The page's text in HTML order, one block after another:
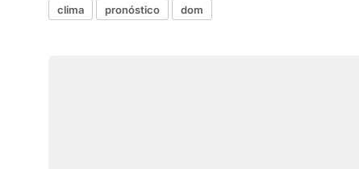
clima pronóstico dom